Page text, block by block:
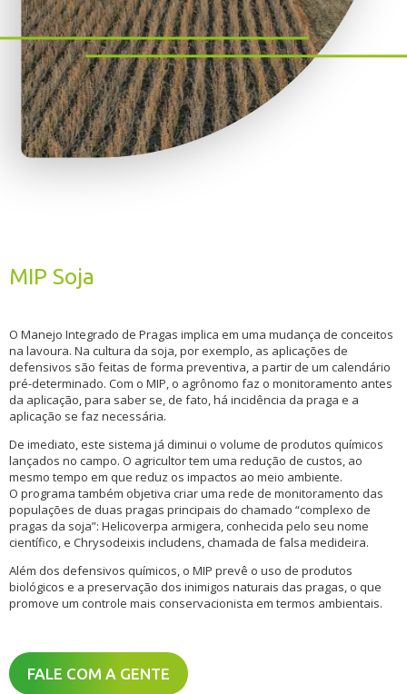
MIP Soja
O Manejo Integrado de Pragas implica em uma mudança de conceitos
na lavoura. Na cultura da soja, por exemplo, as aplicações de
defensivos são feitas de forma preventiva, a partir de um calendário
pré-determinado. Com o MIP, o agrônomo faz o monitoramento antes
da aplicação, para saber se, de fato, há incidência da praga e a
aplicação se faz necessária.
De imediato, este sistema já diminui o volume de produtos químicos
lançados no campo. O agricultor tem uma redução de custos, ao
mesmo tempo em que reduz os impactos ao meio ambiente.
O programa também objetiva criar uma rede de monitoramento das
populações de duas pragas principais do chamado “complexo de
pragas da soja”: Helicoverpa armigera, conhecida pelo seu nome
científico, e Chrysodeixis includens, chamada de falsa medideira.
Além dos defensivos químicos, o MIP prevê o uso de produtos
biológicos e a preservação dos inimigos naturais das pragas, o que
promove um controle mais conservacionista em termos ambientais.
FALE COM A GENTE